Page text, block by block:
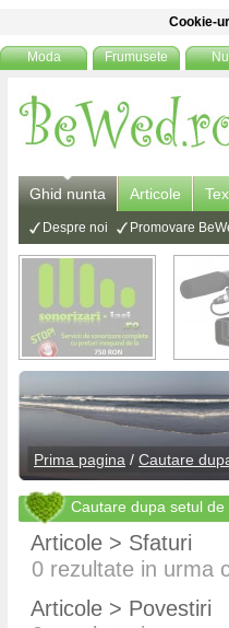
Cookie-
Moda Frumusete
Ghid nunta Articole
Despre noi Promovare
Prima pagina / Cautare
Cautare dupa setul
Articole > Sfaturi
0 rezultate in urma
Articole > Povestiri